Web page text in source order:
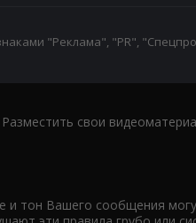
"Реклама", "PR",
Разместить свои
тон Вашего сообщения